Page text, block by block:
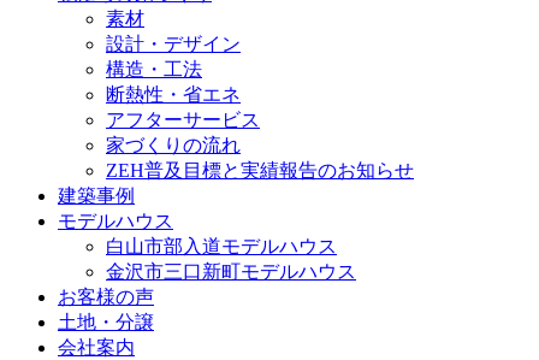
素材
設計・デザイン
構造・工法
断熱性・省エネ
アフターサービス
家づくりの流れ
ZEH普及目標と実績報告のお知らせ
建築事例
モデルハウス
白山市部入道モデルハウス
金沢市三口新町モデルハウス
お客様の声
土地・分譲
会社案内